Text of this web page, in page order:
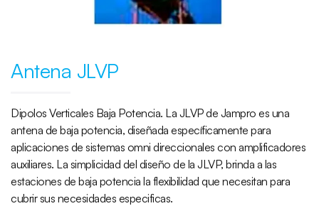
Antena JLVP
Dipolos Verticales Baja Potencia. La JLVP de Jampro es una
antena de baja potencia, diseñada específicamente para
aplicaciones de sistemas omni direccionales con amplificadores
auxiliares. La simplicidad del diseño de la JLVP, brinda a las
estaciones de baja potencia la flexibilidad que necesitan para
cubrir sus necesidades especificas.